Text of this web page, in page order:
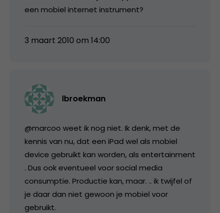
een mobiel internet instrument?
3 maart 2010 om 14:00
lbroekman
@marcoo weet ik nog niet. Ik denk, met de
kennis van nu, dat een iPad wel als mobiel
device gebruikt kan worden, als entertainment
. Dus ook eventueel voor social media
consumptie. Productie kan, maar. .. ik twijfel of
je daar dan niet gewoon je mobiel voor
gebruikt.